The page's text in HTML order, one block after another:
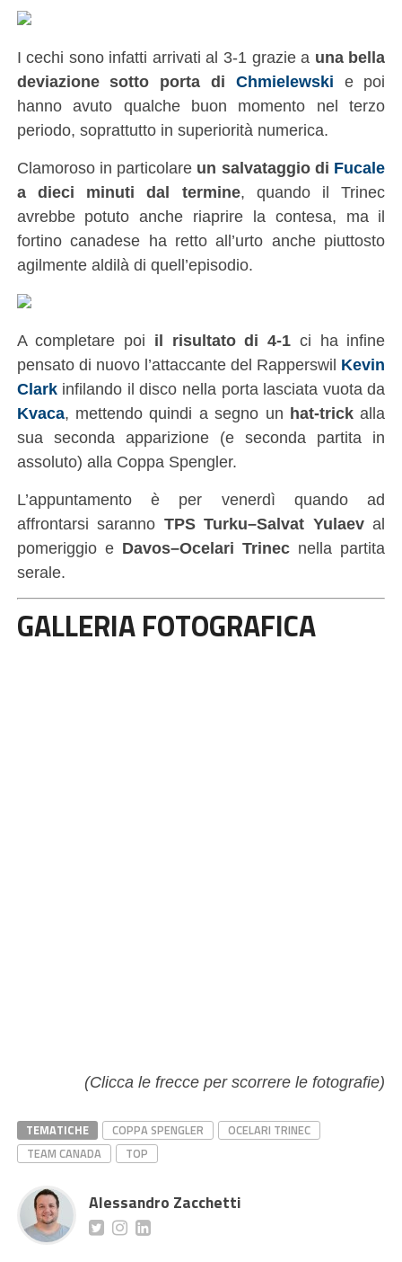
I cechi sono infatti arrivati al 3-1 grazie a una bella
deviazione sotto porta di Chmielewski e poi
hanno avuto qualche buon momento nel terzo
periodo, soprattutto in superiorità numerica.
Clamoroso in particolare un salvataggio di Fucale
a dieci minuti dal termine, quando il Trinec
avrebbe potuto anche riaprire la contesa, ma il
fortino canadese ha retto all’urto anche piuttosto
agilmente aldilà di quell’episodio.
A completare poi il risultato di 4-1 ci ha infine
pensato di nuovo l’attaccante del Rapperswil Kevin
Clarkinfilando il disco nella porta lasciata vuota da
Kvaca, mettendo quindi a segno un hat-trickalla
sua seconda apparizione (e seconda partita in
assoluto) alla Coppa Spengler.
L’appuntamento è per venerdì quando ad
affrontarsi saranno TPS Turku–Salvat Yulaeval
pomeriggio e Davos–Ocelari Trinec nella partita
serale.
GALLERIA FOTOGRAFICA
(Clicca le frecce per scorrere le fotografie)
TEMATICHE COPPA SPENGLER
OCELARI TRINEC
TEAM CANADA
TOP
Alessandro Zacchetti